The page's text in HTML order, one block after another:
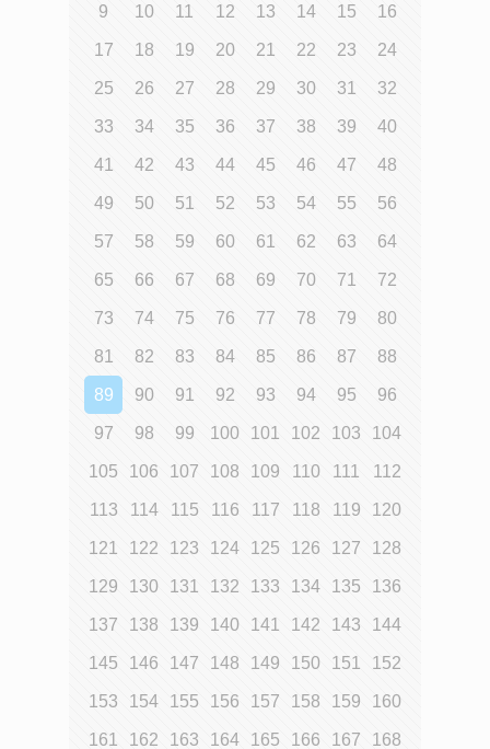
9 10 11 12 13 14 15 16
17 18 19 20 21 22 23 24
25 26 27 28 29 30 31 32
33 34 35 36 37 38 39 40
41 42 43 44 45 46 47 48
49 50 51 52 53 54 55 56
57 58 59 60 61 62 63 64
65 66 67 68 69 70 71 72
73 74 75 76 77 78 79 80
81 82 83 84 85 86 87 88
89 90 91 92 93 94 95 96
97 98 99 100 101 102 103 104
105 106 107 108 109 110 111 112
113 114 115 116 117 118 119 120
121 122 123 124 125 126 127 128
129 130 131 132 133 134 135 136
137 138 139 140 141 142 143 144
145 146 147 148 149 150 151 152
153 154 155 156 157 158 159 160
161 162 163 164 165 166 167 168